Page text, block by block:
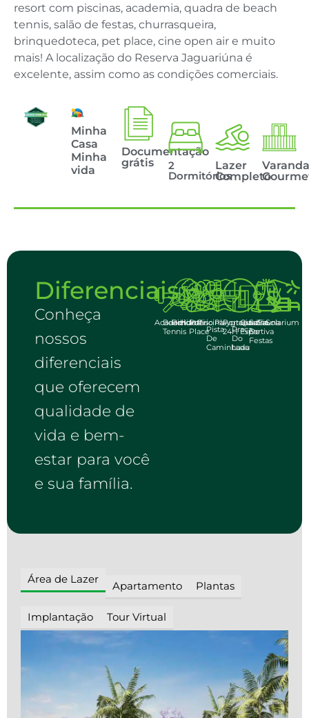
resort com piscinas, academia, quadra de beach
tennis, salão de festas, churrasqueira,
brinquedoteca, pet place, cine open air e muito
mais! A localização do Reserva Jaguariúna é
excelente, assim como as condições comerciais.
Minha
Casa
Minha
vida
Documentação
grátis
2
Dormitórios
Lazer
Completo
Varanda
Diferenciais
Conheça
nossos
diferenciais
que oferecem
qualidade de
vida e bem-
estar para você
e sua família.
Academia
Beach
Tennis
Bicicletário
Horta
Pet
Place
Piscina
Pista
De
Caminhada
Playground
Portaria
24HPraça
Do
Luau
Quadra
Esportiva
Salão
De
Festas
Sauna
Solarium
Área de Lazer
Apartamento Plantas
Implantação Tour Virtual